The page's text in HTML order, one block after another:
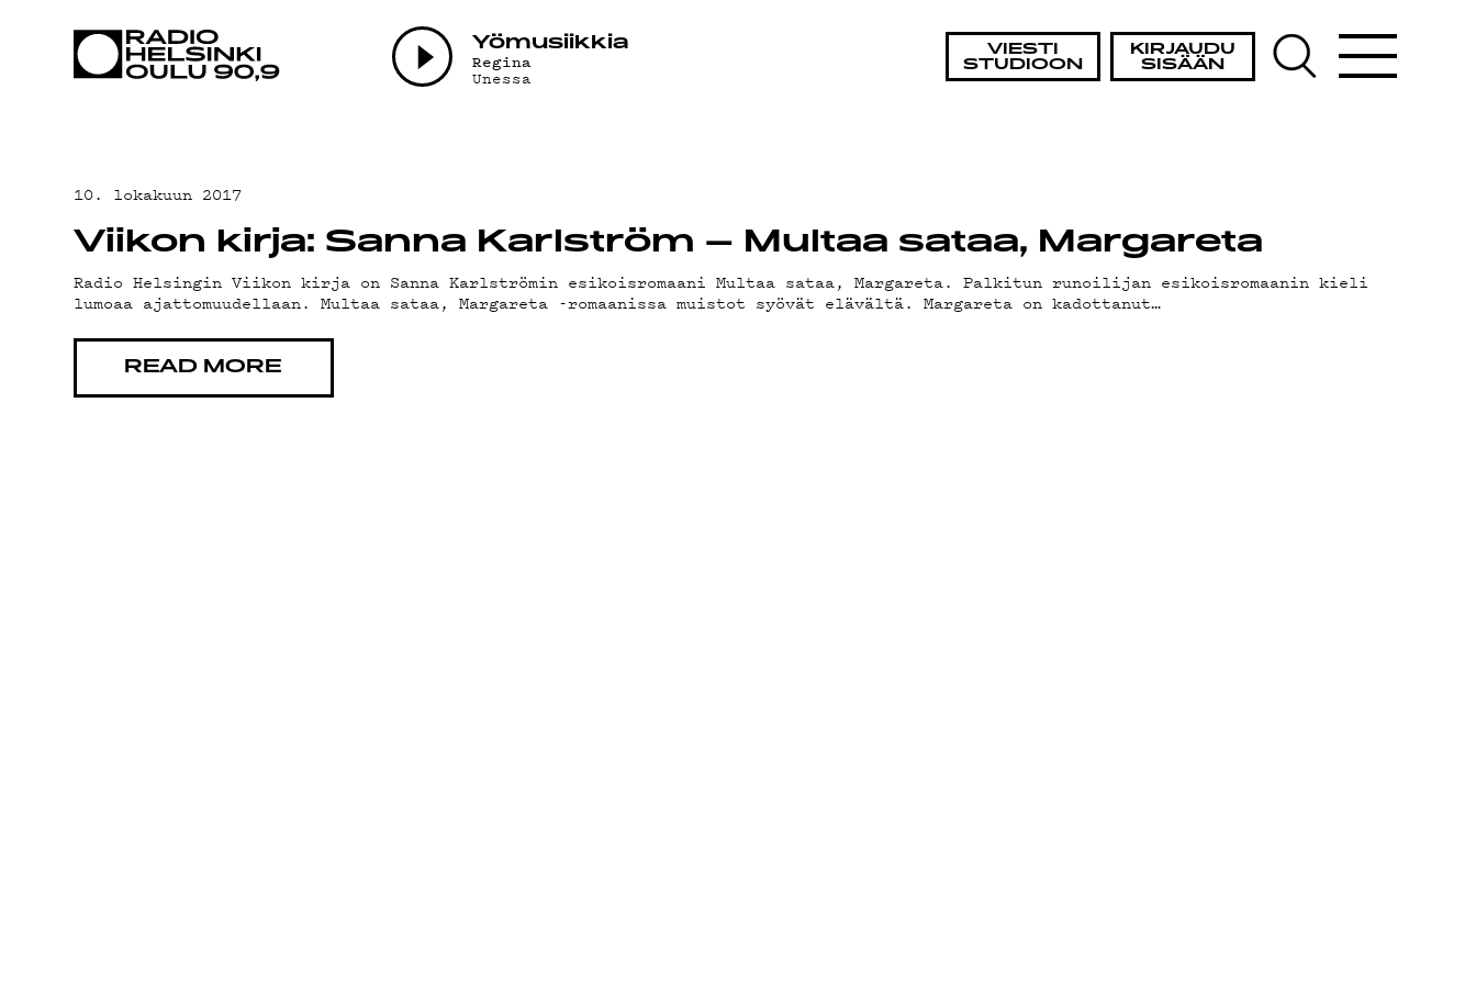
VIESTI
STUDIOON
KIRJAUDU
SISÄÄN
Yö­mu­siik­kia
Regina
Unessa
AJANKOHTAISTA
TEKIJÄT
ON-DEMAND
PODCAST
10. lokakuun 2017
Viikon kirja: Sanna Karlström – Multaa sataa, Margareta
Radio Helsingin Viikon kirja on Sanna Karlströmin esikoisromaani Multaa sataa, Margareta. Palkitun runoilijan esikoisromaanin kieli
lumoaa ajattomuudellaan. Multaa sataa, Margareta -romaanissa muistot syövät elävältä. Margareta on kadottanut…
READ MORE